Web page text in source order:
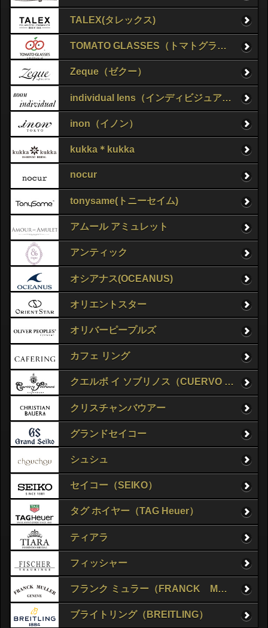
TALEX(タレックス)
TOMATO GLASSES（トマトグラッシーズ）
Zeque（ゼクー）
individual lens（インディビジュアルレンズ）
inon（イノン）
kukka＊kukka
nocur
tonysame(トニーセイム)
アムール アミュレット
アンティック
オシアナス(OCEANUS)
オリエントスター
オリバーピープルズ
カフェ リング
クエルボ イ ソブリノス（CUERVO Y SOBRINOS）
クリスチャンバウアー
グランドセイコー
シュシュ
セイコー（SEIKO）
タグ ホイヤー（TAG Heuer）
ティアラ
フィッシャー
フランク ミュラー（FRANCK MULLER）
ブライトリング（BREITLING）